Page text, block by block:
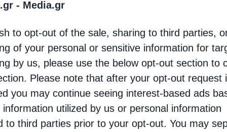
- Media.gr
to opt-out of the sale, sharing to third parties,
of your personal or sensitive information for
by us, please use the below opt-out section to
Please note that after your opt-out request
you may continue seeing interest-based ads
information utilized by us or personal information
to third parties prior to your opt-out. You may
η όμορφη και καταπράσινη αρκαδική
του Αγίου Πέτρου. Το παραδοσιακό αυτό
της …